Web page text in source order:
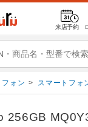
来店予約
フォン > スマートフォ
256GB